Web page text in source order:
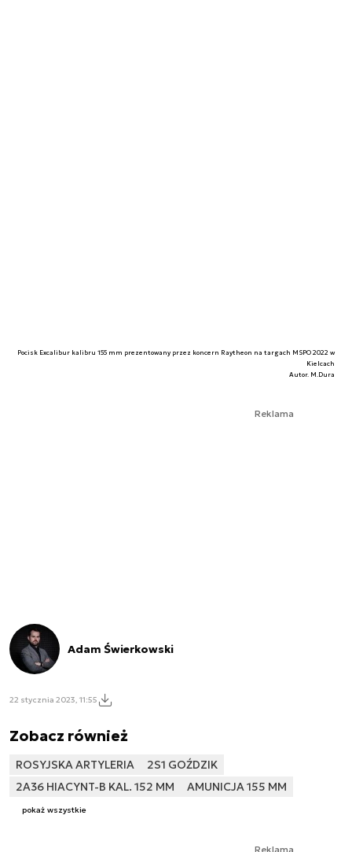
Pocisk Excalibur kalibru 155 mm prezentowany przez koncern Raytheon na targach MSPO 2022 w
Kielcach
Autor. M.Dura
Reklama
Adam Świerkowski
22 stycznia 2023, 11:55
Zobacz również
ROSYJSKA ARTYLERIA
2S1 GOŹDZIK
2A36 HIACYNT-B KAL. 152 MM
AMUNICJA 155 MM
pokaż wszystkie
Reklama